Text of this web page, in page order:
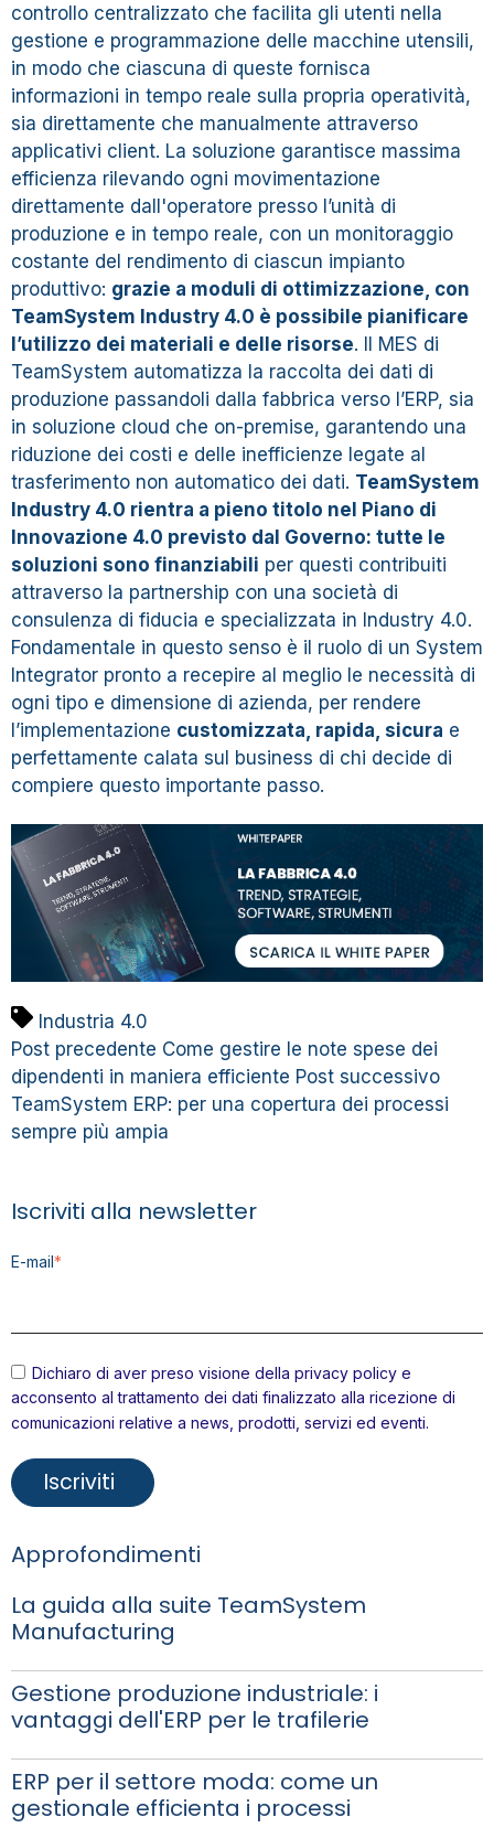
controllo centralizzato che facilita gli utenti nella
gestione e programmazione delle macchine utensili,
in modo che ciascuna di queste fornisca
informazioni in tempo reale sulla propria operatività,
sia direttamente che manualmente attraverso
applicativi client. La soluzione garantisce massima
efficienza rilevando ogni movimentazione
direttamente dall'operatore presso l’unità di
produzione e in tempo reale, con un monitoraggio
costante del rendimento di ciascun impianto
produttivo: grazie a moduli di ottimizzazione, con
TeamSystem Industry 4.0 è possibile pianificare
l’utilizzo dei materiali e delle risorse. Il MES di
TeamSystem automatizza la raccolta dei dati di
produzione passandoli dalla fabbrica verso l’ERP, sia
in soluzione cloud che on-premise, garantendo una
riduzione dei costi e delle inefficienze legate al
trasferimento non automatico dei dati. TeamSystem
Industry 4.0 rientra a pieno titolo nel Piano di
Innovazione 4.0 previsto dal Governo: tutte le
soluzioni sono finanziabili per questi contribuiti
attraverso la partnership con una società di
consulenza di fiducia e specializzata in Industry 4.0.
Fondamentale in questo senso è il ruolo di un System
Integrator pronto a recepire al meglio le necessità di
ogni tipo e dimensione di azienda, per rendere
l’implementazione customizzata, rapida, sicura e
perfettamente calata sul business di chi decide di
compiere questo importante passo.
Industria 4.0
Post precedente Come gestire le note spese dei
dipendenti in maniera efficiente Post successivo
TeamSystem ERP: per una copertura dei processi
sempre più ampia
Iscriviti alla newsletter
E-mail*
Dichiaro di aver preso visione della privacy policye
acconsento al trattamento dei dati finalizzato alla ricezione di
comunicazioni relative a news, prodotti, servizi ed eventi.
Approfondimenti
La guida alla suite TeamSystem
Manufacturing
Gestione produzione industriale: i
vantaggi dell'ERP per le trafilerie
ERP per il settore moda: come un
gestionale efficienta i processi